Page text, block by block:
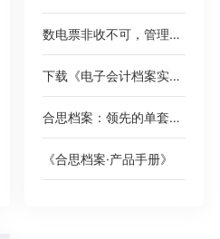
数电票非收不可，管理难题如何绕过？
下载《电子会计档案实践案例集》
合思档案：领先的单套制电子会计档案管理平台
《合思档案·产品手册》